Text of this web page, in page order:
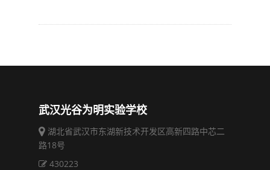
武汉光谷为明实验学校
湖北省武汉市东湖新技术开发区高新四路中芯二
路18号
430223